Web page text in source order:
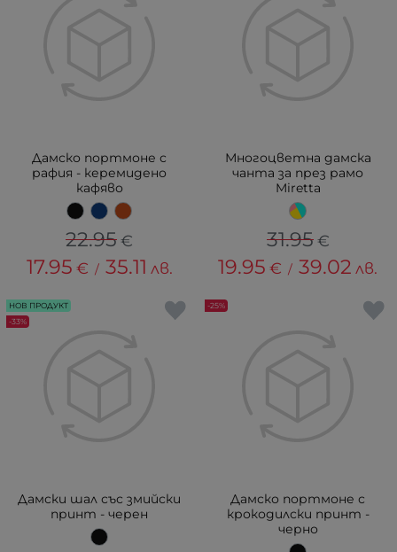
Дамско портмоне с
рафия - керемидено
кафяво
22.95€
17.95 € / 35.11 лв.
Многоцветна дамска
чанта за през рамо
Miretta
31.95 €
19.95 € / 39.02 лв.
Дамски шал със змийски
принт - черен
НОВ ПРОДУКТ
-33%
Дамско портмоне с
крокодилски принт -
черно
-25%